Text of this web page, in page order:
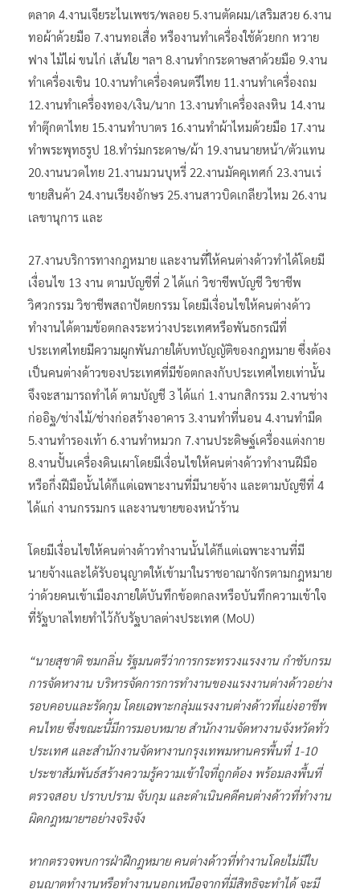
ตลาด 4.งานเจียระไนเพชร/พลอย 5.งานตัดผม/เสริมสวย 6.งาน
ทอผ้าด้วยมือ 7.งานทอเสื่อ หรืองานทำเครื่องใช้ด้วยกก หวาย
ฟาง ไม้ไผ่ ขนไก่ เส้นใย ฯลฯ 8.งานทำกระดาษสาด้วยมือ 9.งาน
ทำเครื่องเขิน 10.งานทำเครื่องดนตรีไทย 11.งานทำเครื่องถม
12.งานทำเครื่องทอง/เงิน/นาก 13.งานทำเครื่องลงหิน 14.งาน
ทำตุ๊กตาไทย 15.งานทำบาตร 16.งานทำผ้าไหมด้วยมือ 17.งาน
ทำพระพุทธรูป 18.ทำร่มกระดาษ/ผ้า 19.งานนายหน้า/ตัวแทน
20.งานนวดไทย 21.งานมวนบุหรี่ 22.งานมัคคุเทศก์ 23.งานเร่
ขายสินค้า 24.งานเรียงอักษร 25.งานสาวบิดเกลียวไหม 26.งาน
เลขานุการ และ
27.งานบริการทางกฎหมาย และงานที่ให้คนต่างด้าวทำได้โดยมี
เงื่อนไข 13 งาน ตามบัญชีที่ 2 ได้แก่ วิชาชีพบัญชี วิชาชีพ
วิศวกรรม วิชาชีพสถาปัตยกรรม โดยมีเงื่อนไขให้คนต่างด้าว
ทำงานได้ตามข้อตกลงระหว่างประเทศหรือพันธกรณีที่
ประเทศไทยมีความผูกพันภายใต้บทบัญญัติของกฎหมาย ซึ่งต้อง
เป็นคนต่างด้าวของประเทศที่มีข้อตกลงกับประเทศไทยเท่านั้น
จึงจะสามารถทำได้ ตามบัญชี 3 ได้แก่ 1.งานกสิกรรม 2.งานช่าง
ก่ออิฐ/ช่างไม้/ช่างก่อสร้างอาคาร 3.งานทำที่นอน 4.งานทำมีด
5.งานทำรองเท้า 6.งานทำหมวก 7.งานประดิษฐ์เครื่องแต่งกาย
8.งานปั้นเครื่องดินเผาโดยมีเงื่อนไขให้คนต่างด้าวทำงานฝีมือ
หรือกึ่งฝีมือนั้นได้ก็แต่เฉพาะงานที่มีนายจ้าง และตามบัญชีที่ 4
ได้แก่ งานกรรมกร และงานขายของหน้าร้าน
โดยมีเงื่อนไขให้คนต่างด้าวทำงานนั้นได้ก็แต่เฉพาะงานที่มี
นายจ้างและได้รับอนุญาตให้เข้ามาในราชอาณาจักรตามกฎหมาย
ว่าด้วยคนเข้าเมืองภายใต้บันทึกข้อตกลงหรือบันทึกความเข้าใจ
ที่รัฐบาลไทยทำไว้กับรัฐบาลต่างประเทศ (MoU)
“นายสุชาติ ชมกลิ่น รัฐมนตรีว่าการกระทรวงแรงงาน กำชับกรม
การจัดหางาน บริหารจัดการการทำงานของแรงงานต่างด้าวอย่าง
รอบคอบและรัดกุม โดยเฉพาะกลุ่มแรงงานต่างด้าวที่แย่งอาชีพ
คนไทย ซึ่งขณะนี้มีการมอบหมาย สำนักงานจัดหางานจังหวัดทั่ว
ประเทศ และสำนักงานจัดหางานกรุงเทพมหานครพื้นที่ 1-10
ประชาสัมพันธ์สร้างความรู้ความเข้าใจที่ถูกต้อง พร้อมลงพื้นที่
ตรวจสอบ ปราบปราม จับกุม และดำเนินคดีคนต่างด้าวที่ทำงาน
ผิดกฎหมายฯอย่างจริงจัง
หากตรวจพบการฝ่าฝืกฎหมาย คนต่างด้าวที่ทำงานโดยไม่มีใบ
อนุญาตทำงานหรือทำงานนอกเหนือจากที่มีสิทธิจะทำได้ จะมี